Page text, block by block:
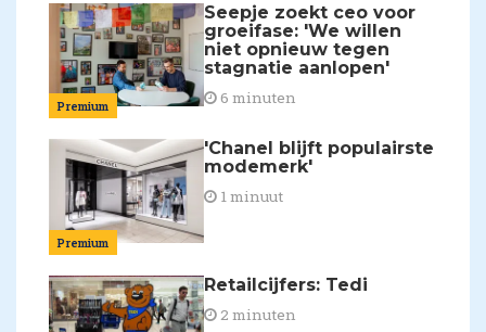
Premium
Seepje zoekt ceo voor
groeifase: 'We willen
niet opnieuw tegen
stagnatie aanlopen'
6 minuten
Premium
'Chanel blijft populairste
modemerk'
1 minuut
Retailcijfers: Tedi
2 minuten